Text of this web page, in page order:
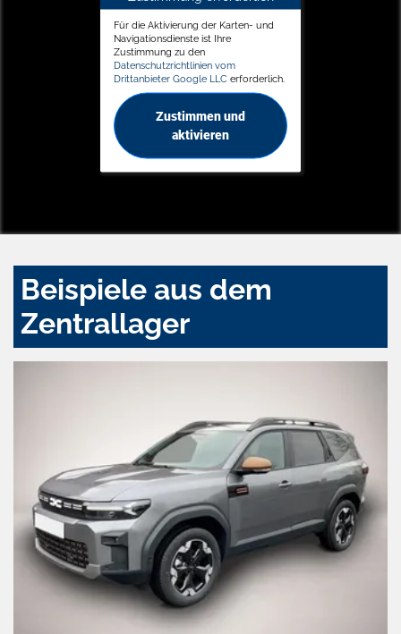
Für die Aktivierung der Karten- und
Navigationsdienste ist Ihre
Zustimmung zu den
Datenschutzrichtlinien vom
Drittanbieter Google LLC erforderlich.
Zustimmen und
aktivieren
Beispiele aus dem
Zentrallager